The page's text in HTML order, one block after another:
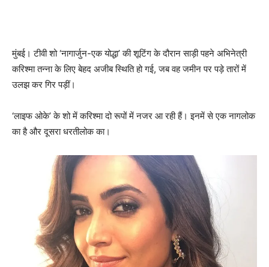
मुंबई। टीवी शो ‘नागार्जुन-एक योद्धा’ की शूटिंग के दौरान साड़ी पहने अभिनेत्री
करिश्मा तन्ना के लिए बेहद अजीब स्थिति हो गई, जब वह जमीन पर पड़े तारों में
उलझ कर गिर पड़ीं।
‘लाइफ ओके’ के शो में करिश्मा दो रूपों में नजर आ रही हैं। इनमें से एक नागलोक
का है और दूसरा धरतीलोक का।